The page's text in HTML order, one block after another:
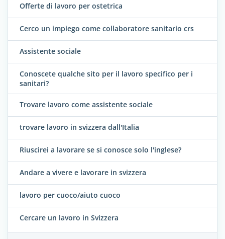
Offerte di lavoro per ostetrica
Cerco un impiego come collaboratore sanitario crs
Assistente sociale
Conoscete qualche sito per il lavoro specifico per i
sanitari?
Trovare lavoro come assistente sociale
trovare lavoro in svizzera dall'Italia
Riuscirei a lavorare se si conosce solo l'inglese?
Andare a vivere e lavorare in svizzera
lavoro per cuoco/aiuto cuoco
Cercare un lavoro in Svizzera